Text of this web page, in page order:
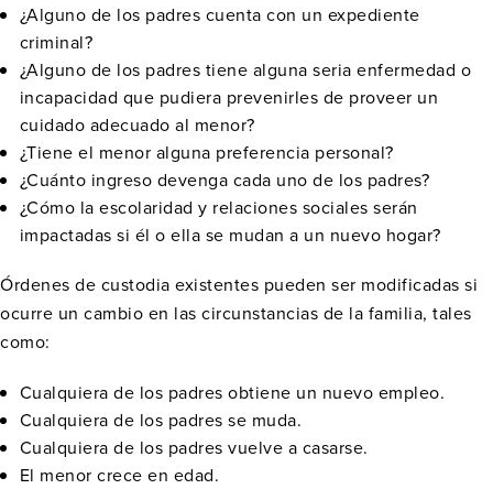
¿Alguno de los padres cuenta con un expediente
criminal?
¿Alguno de los padres tiene alguna seria enfermedad o
incapacidad que pudiera prevenirles de proveer un
cuidado adecuado al menor?
¿Tiene el menor alguna preferencia personal?
¿Cuánto ingreso devenga cada uno de los padres?
¿Cómo la escolaridad y relaciones sociales serán
impactadas si él o ella se mudan a un nuevo hogar?
Órdenes de custodia existentes pueden ser modificadas si
ocurre un cambio en las circunstancias de la familia, tales
como:
Cualquiera de los padres obtiene un nuevo empleo.
Cualquiera de los padres se muda.
Cualquiera de los padres vuelve a casarse.
El menor crece en edad.